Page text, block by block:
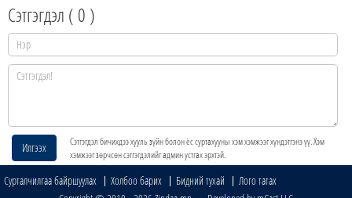
Сэтгэгдэл ( 0 )
Илгээх
Сэтгэгдэл бичихдээ хууль зүйн болон ёс суртахууны хэм хэмжээг хүндэтгэнэ үү. Хэм
хэмжээг зөрчсөн сэтгэгдэлийг админ устгах эрхтэй.
Сурталчилгаа байршуулах Холбоо барих Бидний тухай
Лого татах